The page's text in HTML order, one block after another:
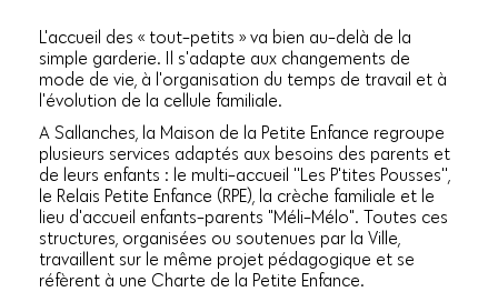
L'accueil des « tout-petits » va bien au-delà de la
simple garderie. Il s'adapte aux changements de
mode de vie, à l'organisation du temps de travail et à
l'évolution de la cellule familiale.
A Sallanches, la Maison de la Petite Enfance regroupe
plusieurs services adaptés aux besoins des parents et
de leurs enfants : le multi-accueil ''Les P'tites Pousses'',
le Relais Petite Enfance (RPE), la crèche familiale et le
lieu d'accueil enfants-parents "Méli-Mélo". Toutes ces
structures, organisées ou soutenues par la Ville,
travaillent sur le même projet pédagogique et se
réfèrent à une Charte de la Petite Enfance.